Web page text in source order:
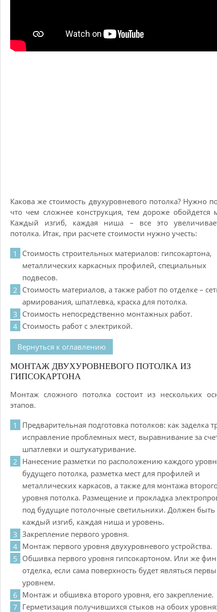
Какова же стоимость двухуровневого потолка? Нужно
что чем сложнее конструкция, тем дороже обойдется
Каждый изгиб, каждая ниша – все это
потолка. Итак, при расчете стоимости нужно учесть:
Стоимость строительных материалов: гипсокартона,
металлических каркасных профилей, специальных
подвесов.
Стоимость материалов, а также работ по отделке –
армирования, шпатлевка, краска для потолка.
Стоимость непосредственно монтажных работ.
Стоимость работ с электрикой.
Вернуться к оглавлению
МОНТАЖ ДВУХУРОВНЕВОГО ПОТОЛКА ИЗ
ГИПСОКАРТОНА
Монтаж сложного потолка состоит из нескольких
этапов.
Предварительная подготовка потолков: как заделка
исправление проблемных мест, выравнивание за
шпатлевки и оштукатуривание.
Нанесение разметки по расположению каждого
будущего потолка, разметка мест для профилей и
металлических каркасов, а также для монтажа
уровня потолка. Размещение и прокладка
под будущие потолочные светильники. Должен быть
каждый изгиб, каждая ниша и уровень.
Закрепление первого уровня.
Монтаж первого уровня двухуровневого устройства.
Обшивка первого уровня гипсокартоном. Или же
отделка, если сама поверхность будет являться
уровнем.
Монтаж и обшивка второго уровня, его закрепление.
Герметизация получившихся стыков на обоих